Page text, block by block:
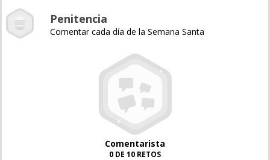
Penitencia
Comentar cada día de la Semana Santa
Comentarista
0 DE 10 RETOS